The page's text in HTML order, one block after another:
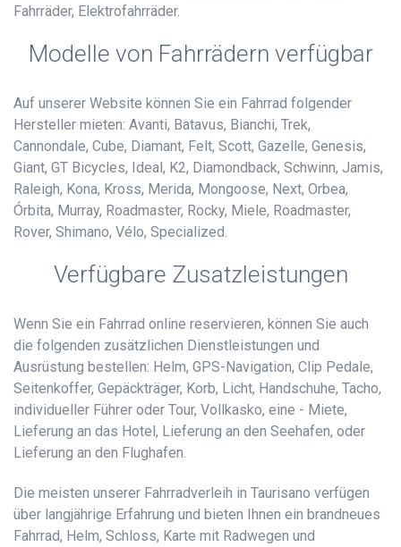
Fahrräder, Elektrofahrräder.
Modelle von Fahrrädern verfügbar
Auf unserer Website können Sie ein Fahrrad folgender
Hersteller mieten: Avanti, Batavus, Bianchi, Trek,
Cannondale, Cube, Diamant, Felt, Scott, Gazelle, Genesis,
Giant, GT Bicycles, Ideal, K2, Diamondback, Schwinn, Jamis,
Raleigh, Kona, Kross, Merida, Mongoose, Next, Orbea,
Órbita, Murray, Roadmaster, Rocky, Miele, Roadmaster,
Rover, Shimano, Vélo, Specialized.
Verfügbare Zusatzleistungen
Wenn Sie ein Fahrrad online reservieren, können Sie auch
die folgenden zusätzlichen Dienstleistungen und
Ausrüstung bestellen: Helm, GPS-Navigation, Clip Pedale,
Seitenkoffer, Gepäckträger, Korb, Licht, Handschuhe, Tacho,
individueller Führer oder Tour, Vollkasko, eine - Miete,
Lieferung an das Hotel, Lieferung an den Seehafen, oder
Lieferung an den Flughafen.
Die meisten unserer Fahrradverleih in Taurisano verfügen
über langjährige Erfahrung und bieten Ihnen ein brandneues
Fahrrad, Helm, Schloss, Karte mit Radwegen und